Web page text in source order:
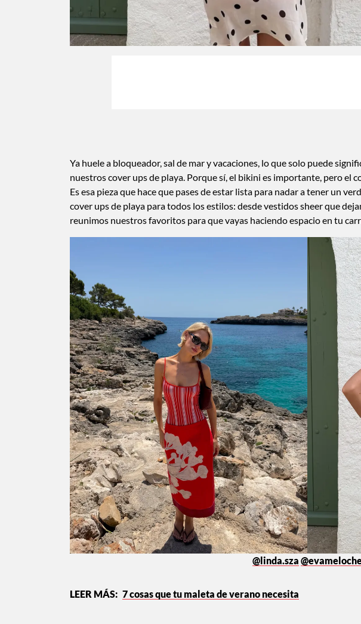
Ya huele a bloqueador, sal de mar y vacaciones, lo que solo puede
nuestros cover ups de playa. Porque sí, el bikini es importante, pero el
Es esa pieza que hace que pases de estar lista para nadar a tener un
cover ups de playa para todos los estilos: desde vestidos sheer que
reunimos nuestros favoritos para que vayas haciendo espacio en tu
@linda.sza
7 cosas que tu maleta de verano necesita